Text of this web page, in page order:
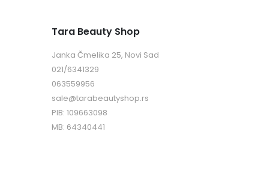
Tara Beauty Shop
Janka Čmelika 25, Novi Sad
021/6341329
063559956
sale@tarabeautyshop.rs
PIB: 109663098
MB: 64340441